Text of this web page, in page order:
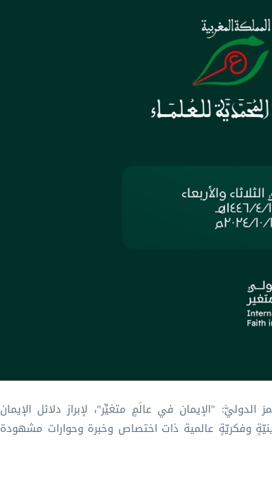
"الإيمان في عالَمٍ متغيِّر"، لإبراز دلائل الإيمان
وفكريّةٍ عالمية ذات اختصاص وخبرة وحوارات مشهودة